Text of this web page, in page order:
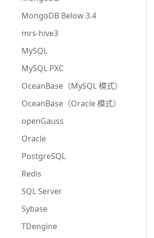
MongoDB Below 3.4
mrs-hive3
MySQL
MySQL PXC
OceanBase（MySQL 模式）
OceanBase（Oracle 模式）
openGauss
Oracle
PostgreSQL
Redis
SQL Server
Sybase
TDengine